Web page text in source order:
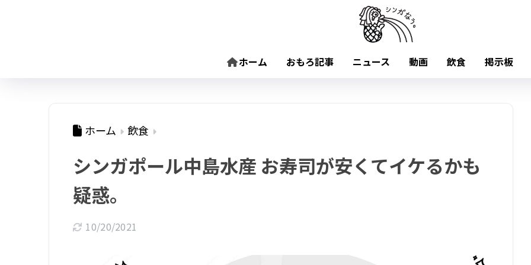
ホーム おもろ記事 ニュース 動画 飲食 掲示板
ホーム 飲食
シンガポール中島水産 お寿司が安くてイケるかも
疑惑。
10/20/2021